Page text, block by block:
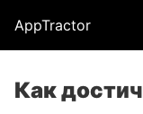
AppTractor
Как